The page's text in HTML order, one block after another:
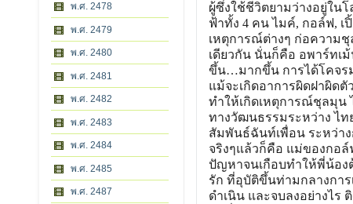
พ.ศ. 2478
พ.ศ. 2479
พ.ศ. 2480
พ.ศ. 2481
พ.ศ. 2482
พ.ศ. 2483
พ.ศ. 2484
พ.ศ. 2485
พ.ศ. 2487
ผู้ซึ่งใช้ชีวิตยามว่างอยู่ใน
ฟ้าทั้ง 4 คน ไมค์, กอล์ฟ, เ
เหตุการณ์ต่างๆ ก่อความ
เดียวกัน นั่นก็คือ อพาร์ทเ
ขึ้น…มากขึ้น การได้โคจร
แม้จะเกิดอาการผิดฝาผิดตั
ทำให้เกิดเหตุการณ์ชุลมุน
ทางวัฒนธรรมระหว่าง ไ
สัมพันธ์ฉันท์เพื่อน ระหว่า
จริงๆแล้วก็คือ แม่ของกอล์
ปัญหาจนเกือบทำให้พี่น้อง
รัก ที่อุบัติขึ้นท่ามกลางกา
ดำเนิน และจบลงอย่างไร